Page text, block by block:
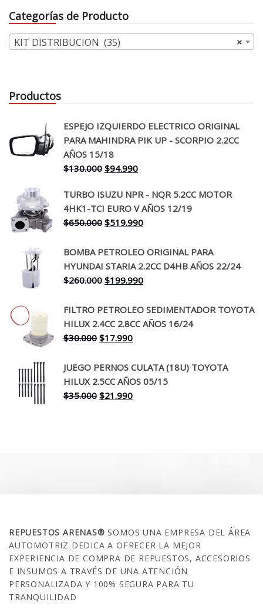
Categorías de Producto
×
KIT DISTRIBUCION (35)
Productos
ESPEJO IZQUIERDO ELECTRICO ORIGINAL
PARA MAHINDRA PIK UP - SCORPIO 2.2CC
AÑOS 15/18
$130.000 El
original
era:
$130.000.
$94.990El
actual
es:
$94.990.
TURBO ISUZU NPR - NQR 5.2CC MOTOR
4HK1-TCI EURO V AÑOS 12/19
$650.000 El
original
era:
$650.000.
$519.990El
actual
es:
$519.990.
BOMBA PETROLEO ORIGINAL PARA
HYUNDAI STARIA 2.2CC D4HB AÑOS 22/24
$260.000 El
original
era:
$260.000.
$199.990El
actual
es:
FILTRO PETROLEO SEDIMENTADOR TOYOTA
HILUX 2.4CC 2.8CC AÑOS 16/24
$30.000 El
original
era:
$30.000.
$17.990El
actual
es:
$17.990.
JUEGO PERNOS CULATA (18U) TOYOTA
HILUX 2.5CC AÑOS 05/15
$35.000 El
$21.990El
REPUESTOS ARENAS®SOMOS UNA EMPRESA DEL ÁREA
AUTOMOTRIZ DEDICA A OFRECER LA MEJOR
EXPERIENCIA DE COMPRA DE REPUESTOS, ACCESORIOS
E INSUMOS A TRAVÉS DE UNA ATENCIÓN
PERSONALIZADA Y 100% SEGURA PARA TU
TRANQUILIDAD